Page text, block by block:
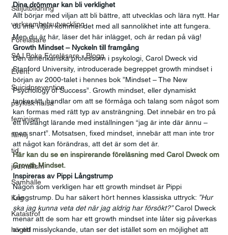
Säljutbildning
verksamhetsutveckling
Föreläsare
SAJ Boka Föreläsare - Blogg
Event
Suicidprevention
psykisk hälsa
feminism
familj
tid
journalism
Samhälle
Krig
Katastrof
högtid
Dina drömmar kan bli verklighet
Allt börjar med viljan att bli bättre, att utvecklas och lära nytt. Har
du inte viljan kommer det med all sannolikhet inte att fungera.
Men du är här, läser det här inlägget, och är redan på väg!
Growth Mindset – Nyckeln till framgång
Den amerikanska professorn i psykologi, Carol Dweck vid
Stanford University, introducerade begreppet growth mindset i
början av 2000-talet i hennes bok ”Mindset – The New
Psychology of Success”. Growth mindset, eller dynamiskt
tankesätt, handlar om att se förmåga och talang som något som
kan formas med rätt typ av ansträngning. Det innebär en tro på
ett livslångt lärande med inställningen “jag är inte där ännu –
men snart”. Motsatsen, fixed mindset, innebär att man inte tror
att något kan förändras, att det är som det är.
Här kan du se en inspirerande föreläsning med Carol Dweck om
Growth Mindset.
Inspireras av Pippi Långstrump
Någon som verkligen har ett growth mindset är Pippi
Långstrump. Du har säkert hört hennes klassiska uttryck: ”Hur
ska jag kunna veta det när jag aldrig har försökt?” Carol Dweck
menar att de som har ett growth mindset inte låter sig påverkas
av ett misslyckande, utan ser det istället som en möjlighet att